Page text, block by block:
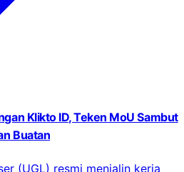
Klikto ID, Teken MoU Sambut
Buatan
(UGL) resmi menjalin kerja